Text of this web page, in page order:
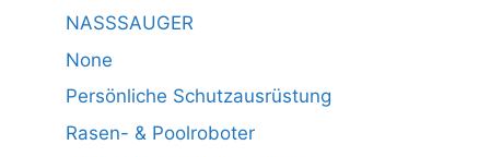
NASSSAUGER
None
Persönliche Schutzausrüstung
Rasen- & Poolroboter